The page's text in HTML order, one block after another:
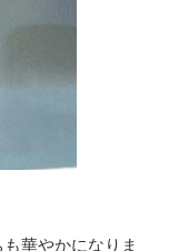
華やかになりま